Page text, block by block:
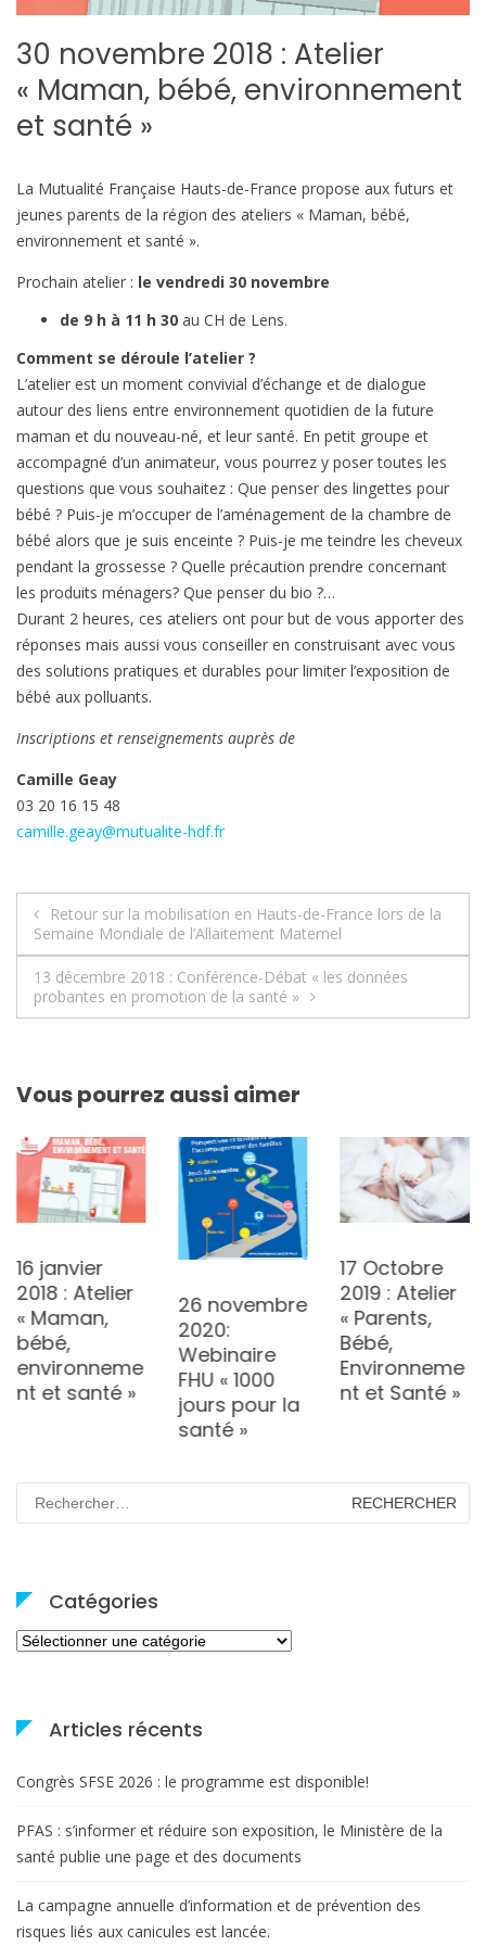
30 novembre 2018 : Atelier
« Maman, bébé, environnement
et santé »
La Mutualité Française Hauts-de-France propose aux futurs et
jeunes parents de la région des ateliers « Maman, bébé,
environnement et santé ».
Prochain atelier : le vendredi 30 novembre
de 9 h à 11 h 30 au CH de Lens.
Comment se déroule l’atelier ?
L’atelier est un moment convivial d’échange et de dialogue
autour des liens entre environnement quotidien de la future
maman et du nouveau-né, et leur santé. En petit groupe et
accompagné d’un animateur, vous pourrez y poser toutes les
questions que vous souhaitez : Que penser des lingettes pour
bébé ? Puis-je m’occuper de l’aménagement de la chambre de
bébé alors que je suis enceinte ? Puis-je me teindre les cheveux
pendant la grossesse ? Quelle précaution prendre concernant
les produits ménagers? Que penser du bio ?…
Durant 2 heures, ces ateliers ont pour but de vous apporter des
réponses mais aussi vous conseiller en construisant avec vous
des solutions pratiques et durables pour limiter l’exposition de
bébé aux polluants.
Inscriptions et renseignements auprès de
Camille Geay
03 20 16 15 48
camille.geay@mutualite-hdf.fr
Navigation
de
l’article
Retour sur la mobilisation en Hauts-de-France lors de la
Semaine Mondiale de l’Allaitement Maternel
13 décembre 2018 : Conférence-Débat « les données
probantes en promotion de la santé »
Vous pourrez aussi aimer
16 janvier
2018 : Atelier
« Maman,
bébé,
environneme
nt et santé »
26 novembre
2020:
Webinaire
FHU « 1000
jours pour la
santé »
17 Octobre
2019 : Atelier
« Parents,
Bébé,
Environneme
nt et Santé »
Catégories
Catégories
Articles récents
Congrès SFSE 2026 : le programme est disponible!
PFAS : s’informer et réduire son exposition, le Ministère de la
santé publie une page et des documents
La campagne annuelle d’information et de prévention des
risques liés aux canicules est lancée.